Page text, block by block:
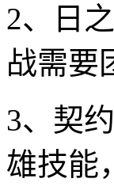
2、日
战需要
3、契
雄技能